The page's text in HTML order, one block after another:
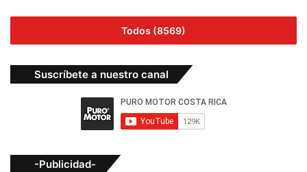
Todos (8569)
Suscríbete a nuestro canal
-Publicidad-